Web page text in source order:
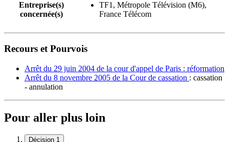
Entreprise(s)
concernée(s)
TF1, Métropole Télévision (M6),
France Télécom
Recours et Pourvois
Arrêt du 29 juin 2004 de la cour d'appel de Paris : réformation
Arrêt du 8 novembre 2005 de la Cour de cassation : cassation
- annulation
Pour aller plus loin
Décision 1